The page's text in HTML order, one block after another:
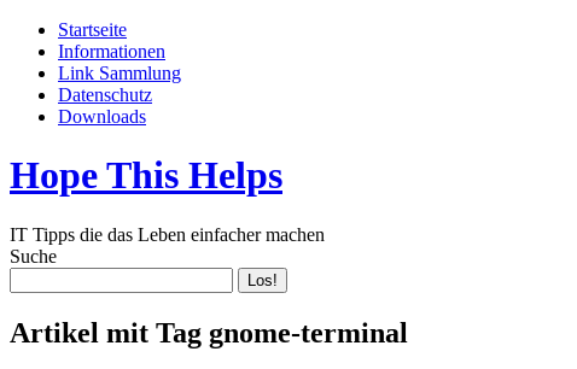
Startseite
Informationen
Link Sammlung
Datenschutz
Downloads
Hope This Helps
IT Tipps die das Leben einfacher machen
Suche
Artikel mit Tag gnome-terminal